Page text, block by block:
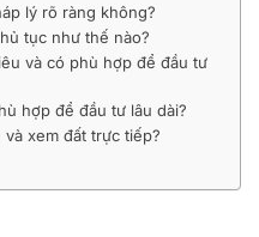
lý rõ ràng không?
tục như thế nào?
và có phù hợp để đầu tư
hợp để đầu tư lâu dài?
xem đất trực tiếp?